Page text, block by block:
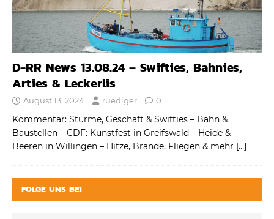
D-RR News 13.08.24 – Swifties, Bahnies,
Arties & Leckerlis
August 13, 2024 ruediger 0
Kommentar: Stürme, Geschäft & Swifties – Bahn &
Baustellen – CDF: Kunstfest in Greifswald – Heide &
Beeren in Willingen – Hitze, Brände, Fliegen & mehr […]
FOLGE UNS BEI